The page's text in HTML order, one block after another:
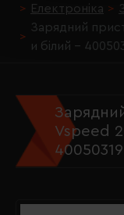
Електроніка
Зарядний
и білий -
Vspeed